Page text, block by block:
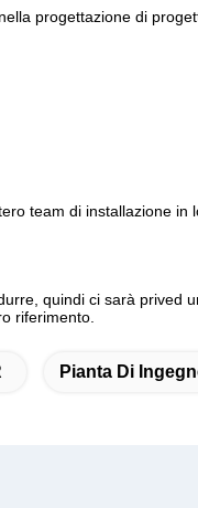
progettazione di
team di installazione in
quindi ci sarà prived
riferimento.
Pianta Di